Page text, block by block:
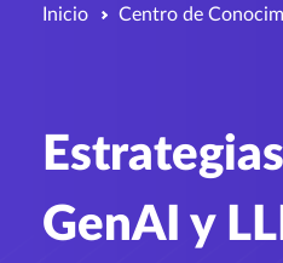
Inicio Centro de
GenAI y